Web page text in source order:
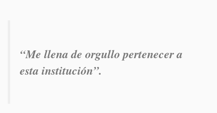
“Me llena de orgullo pertenecer a
esta institución”.